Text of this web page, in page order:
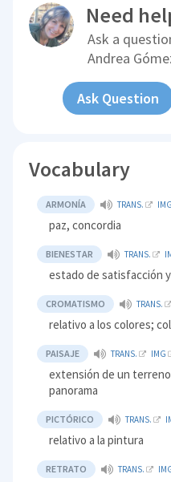
Need
Ask a
Andrea
Ask Question
Vocabulary
ARMONÍA TRANS. IMG
paz, concordia
BIENESTAR TRANS.
estado de satisfacción
CROMATISMO TRANS.
relativo a los colores;
PAISAJE TRANS. IMG
extensión de un
panorama
PICTÓRICO TRANS.
relativo a la pintura
RETRATO TRANS.